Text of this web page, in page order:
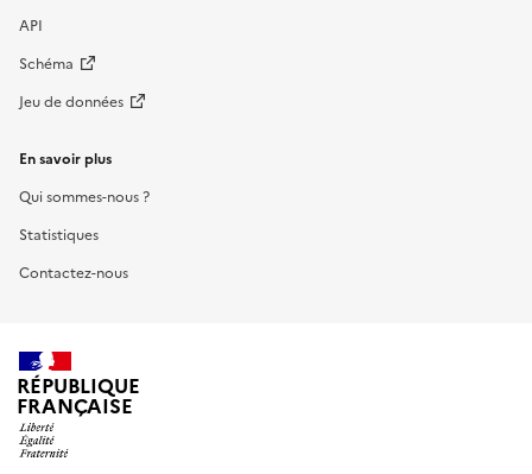
API
Schéma
Jeu de données
En savoir plus
Qui sommes-nous ?
Statistiques
Contactez-nous
RÉPUBLIQUE
FRANÇAISE